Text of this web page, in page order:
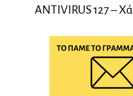
ANTIVIRUS 127 –